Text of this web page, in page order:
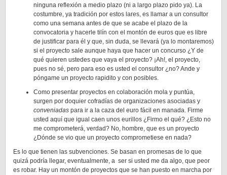
ninguna reflexión a medio plazo (ni a largo plazo pido ya). La
costumbre, ya tradición por estos lares, es llamar a un consultor
como una semana antes de que se acabe el plazo de la
convocatoria y hacerle tilín con el montón de euros que es libre
de justificar para él y que, sin duda, se llevará (ya lo montaremos)
si el proyecto sale aunque haya que hacer un concurso ¿Y de
qué quieren ustedes que vaya el proyecto? ¡Ah!, el proyecto,
pues no sé, pero para eso es usted el consultor ¿no? Ande y
póngame un proyecto rapidito y con posibles.
Como presentar proyectos en colaboración mola y puntúa,
surgen por doquier cofradías de organizaciones asociadas y
conveniadas para ir a la caza del euro fácil en manada. Firme
usted aquí que igual caen unos eurillos ¿Firmo el qué? ¿Esto no
me comprometerá, verdad? No, hombre, que es un proyecto
¿Dónde se vio que un proyecto comprometiese en nada?
Es lo que tienen las subvenciones. Se basan en promesas de lo que
quizá podría llegar, eventualmente, a ser si usted me da algo, que peor
es robar. Hay un montón de proyectos que se han puesto en marcha por